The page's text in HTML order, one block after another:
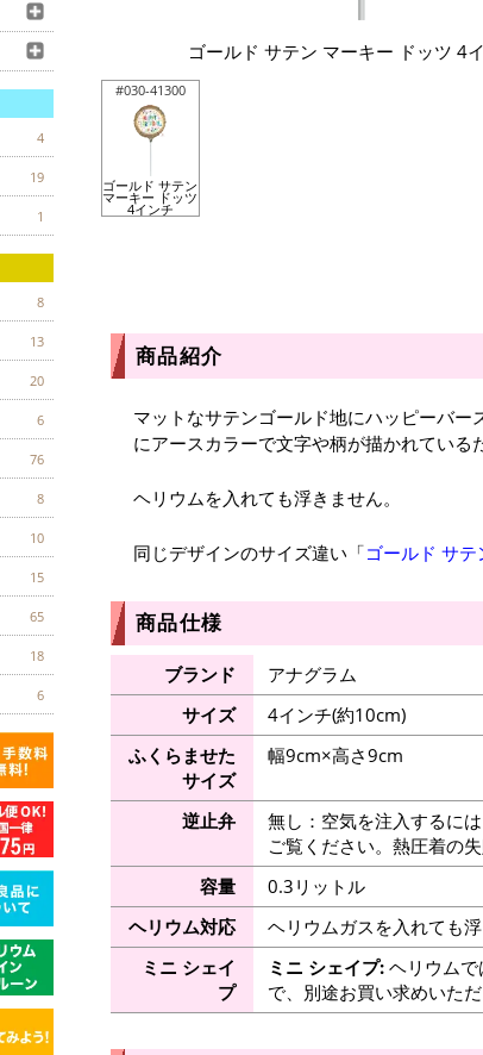
4
19
1
8
13
20
6
76
8
10
15
65
18
6
ゴールド サテン マーキー ドッツ 4
#030-41300
ゴールド サテン
マーキー ドッツ
4インチ
商品紹介
マットなサテンゴールド地にハッピーバ
にアースカラーで文字や柄が描かれている
ヘリウムを入れても浮きません。
同じデザインのサイズ違い「ゴールド サ
商品仕様
ブランド
アナグラム
サイズ
4インチ(約10cm)
ふくらませた
サイズ
幅9cm×高さ9cm
逆止弁 無し：空気を注入するに
ご覧ください。熱圧着の
容量
0.3リットル
ヘリウム対応
ヘリウムガスを入れても浮
ミニ シェイ
プ
ミニ シェイプ:ヘリウムで
で、別途お買い求めいた